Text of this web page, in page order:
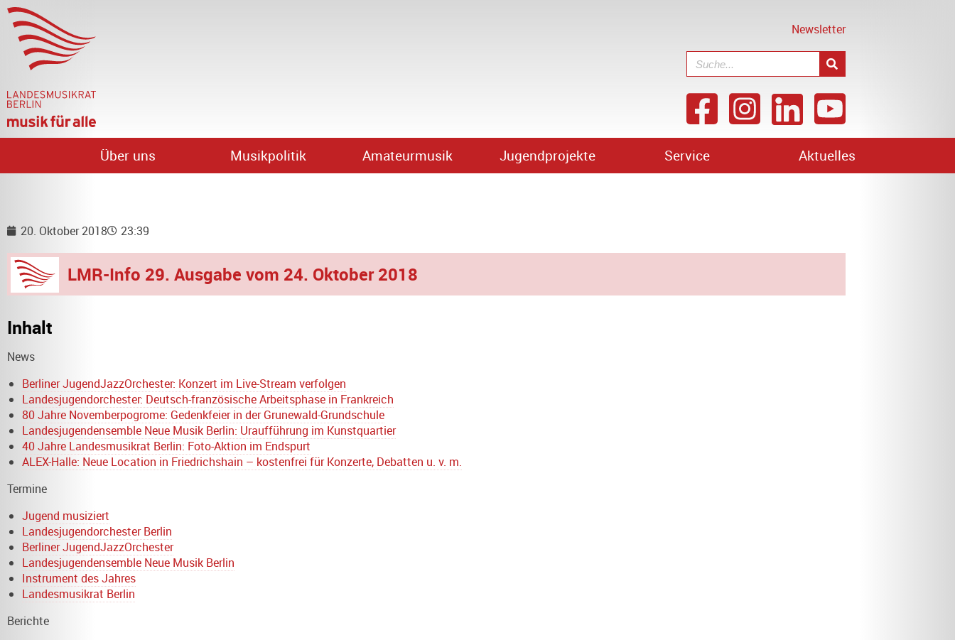
Newsletter
Über uns Musikpolitik Amateurmusik Jugendprojekte Service Aktuelles
20. Oktober 2018 23:39
LMR-Info 29. Ausgabe vom 24. Oktober 2018
Inhalt
News
Berliner JugendJazzOrchester: Konzert im Live-Stream verfolgen
Landesjugendorchester: Deutsch-französische Arbeitsphase in Frankreich
80 Jahre Novemberpogrome: Gedenkfeier in der Grunewald-Grundschule
Landesjugendensemble Neue Musik Berlin: Uraufführung im Kunstquartier
40 Jahre Landesmusikrat Berlin: Foto-Aktion im Endspurt
ALEX-Halle: Neue Location in Friedrichshain – kostenfrei für Konzerte, Debatten u. v. m.
Termine
Jugend musiziert
Landesjugendorchester Berlin
Berliner JugendJazzOrchester
Landesjugendensemble Neue Musik Berlin
Instrument des Jahres
Landesmusikrat Berlin
Berichte